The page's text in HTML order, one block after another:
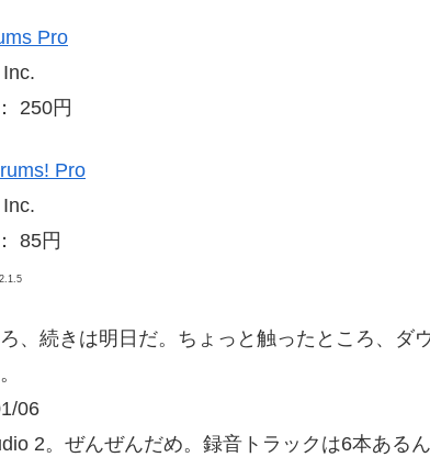
Pro
250円
Pro
85円
、続きは明日だ。ちょっと触ったところ、ダ
06
2。ぜんぜんだめ。録音トラックは6本ある